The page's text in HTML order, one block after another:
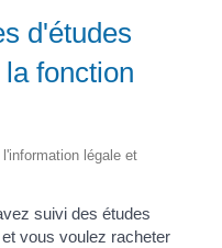
d'études
fonction
légale et
suivi des études
vous voulez racheter